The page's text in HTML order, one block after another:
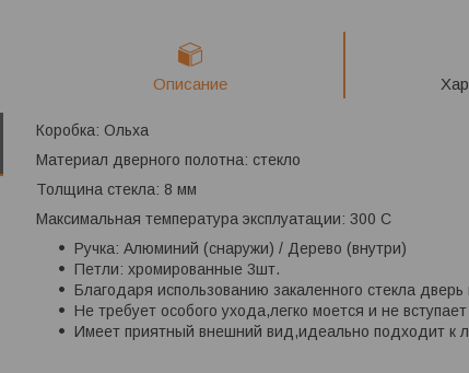
Описание
Коробка: Ольха
Материал дверного полотна: стекло
Толщина стекла: 8 мм
Максимальная температура эксплуатации: 300 С
Ручка: Алюминий (снаружи) / Дерево (внутри)
Петли: хромированные 3шт.
Благодаря использованию закаленного стекла
Не требует особого ухода,легко моется и не
Имеет приятный внешний вид,идеально подходит к